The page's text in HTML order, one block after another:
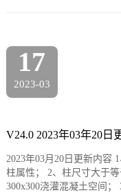
17
2023-03
V24.0 2023年03年20日
2023年03月20日更新内容
柱属性； 2、柱尺寸大于
300x300浇灌混凝土空间；